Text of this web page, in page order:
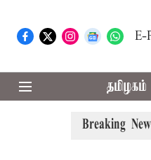
E-
தமிழகம்
Breaking
அ.தி.மு.க.,